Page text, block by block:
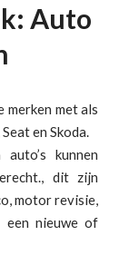
Auto
met als
en Skoda.
kunnen
dit zijn
motor revisie,
een nieuwe of